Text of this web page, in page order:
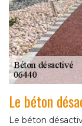
Le béton
Le béton